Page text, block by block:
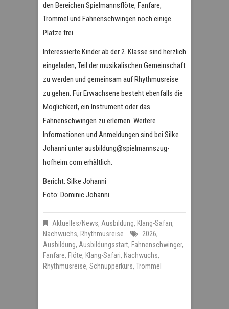
den Bereichen Spielmannsflöte, Fanfare,
Trommel und Fahnenschwingen noch einige
Plätze frei.
Interessierte Kinder ab der 2. Klasse sind herzlich
eingeladen, Teil der musikalischen Gemeinschaft
zu werden und gemeinsam auf Rhythmusreise
zu gehen. Für Erwachsene besteht ebenfalls die
Möglichkeit, ein Instrument oder das
Fahnenschwingen zu erlernen. Weitere
Informationen und Anmeldungen sind bei Silke
Johanni unter ausbildung@spielmannszug-
hofheim.com erhältlich.
Bericht: Silke Johanni
Foto: Dominic Johanni
Aktuelles/News, Ausbildung, Klang-Safari,
Nachwuchs, Rhythmusreise 2026,
Ausbildung, Ausbildungsstart, Fahnenschwinger,
Fanfare, Flöte, Klang-Safari, Nachwuchs,
Rhythmusreise, Schnupperkurs, Trommel